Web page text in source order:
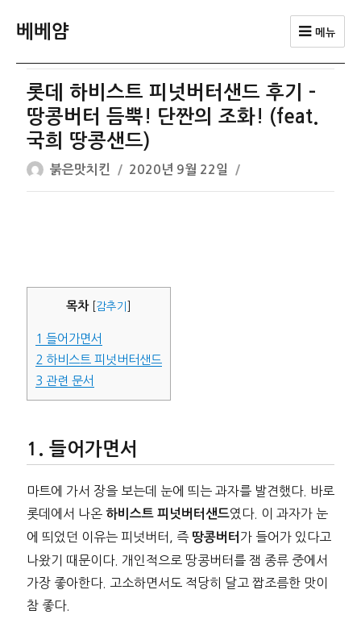
베베얌 메뉴
롯데 하비스트 피넛버터샌드 후기 –
땅콩버터 듬뿍! 단짠의 조화! (feat.
국희 땅콩샌드)
글
쓴
붉은맛치킨
작
성
2020년 9월 22일
목차 감추기
1 들어가면서
2 하비스트 피넛버터샌드
3 관련 문서
들어가면서
마트에 가서 장을 보는데 눈에 띄는 과자를 발견했다. 바로
롯데에서 나온 하비스트 피넛버터샌드였다. 이 과자가 눈
에 띄었던 이유는 피넛버터, 즉 땅콩버터 가 들어가 있다고
나왔기 때문이다. 개인적으로 땅콩버터를 잼 종류 중에서
가장 좋아한다. 고소하면서도 적당히 달고 짭조름한 맛이
참 좋다.